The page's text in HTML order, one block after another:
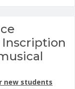
new students